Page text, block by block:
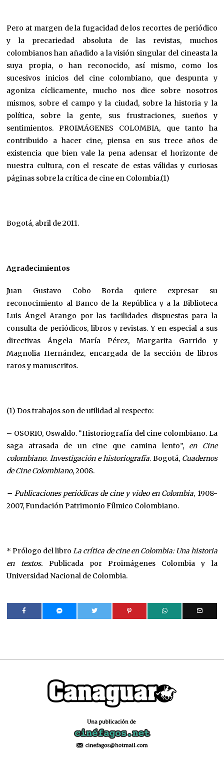
Pero at margen de la fugacidad de los recortes de periódico
y la precariedad absoluta de las revistas, muchos
colombianos han añadido a la visión singular del cineasta la
suya propia, o han reconocido, así mismo, como los
sucesivos inicios del cine colombiano, que despunta y
agoniza cíclicamente, mucho nos dice sobre nosotros
mismos, sobre el campo y la ciudad, sobre la historia y la
política, sobre la gente, sus frustraciones, sueños y
sentimientos. PROIMÁGENES COLOMBIA, que tanto ha
contribuido a hacer cine, piensa en sus trece años de
existencia que bien vale la pena adensar el horizonte de
nuestra cultura, con el rescate de estas válidas y curiosas
páginas sobre la crítica de cine en Colombia.(1)
Bogotá, abril de 2011.
Agradecimientos
Juan Gustavo Cobo Borda quiere expresar su
reconocimiento al Banco de la República y a la Biblioteca
Luis Ángel Arango por las facilidades dispuestas para la
consulta de periódicos, libros y revistas. Y en especial a sus
directivas Ángela María Pérez, Margarita Garrido y
Magnolia Hernández, encargada de la sección de libros
raros y manuscritos.
(1) Dos trabajos son de utilidad al respecto:
– OSORIO, Oswaldo. “Historiografía del cine colombiano. La
saga atrasada de un cine que camina lento”, en Cine
colombiano. Investigación e historiografía. Bogotá, Cuadernos
de Cine Colombiano, 2008.
– Publicaciones periódicas de cine y video en Colombia, 1908-
2007, Fundación Patrimonio Fílmico Colombiano.
* Prólogo del libroLa crítica de cine en Colombia: Una historia
en textos. Publicada por Proimágenes Colombia y la
Universidad Nacional de Colombia.